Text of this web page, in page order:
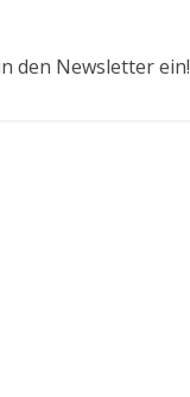
den Newsletter ein!